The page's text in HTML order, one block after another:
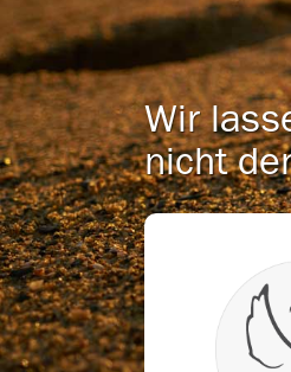
Wir
nicht